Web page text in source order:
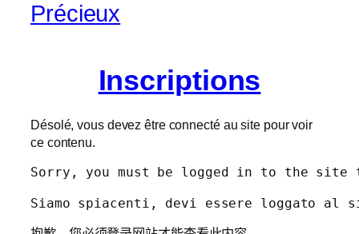
Précieux
Inscriptions
Désolé, vous devez être connecté au site pour voir
ce contenu.
Sorry, you must be logged in to the
Siamo spiacenti, devi essere loggato al